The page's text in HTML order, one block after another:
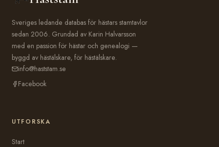
Sveriges ledande databas för hästars stamtavlor
sedan 2006. Grundad av Karin Halvarsson
med en passion för hästar och genealogi —
byggd av hästälskare, för hästälskare.
info@haststam.se
Facebook
UTFORSKA
Start